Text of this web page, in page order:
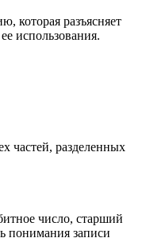
которая разъясняет
использования.
частей, разделенных
число, старший
понимания записи